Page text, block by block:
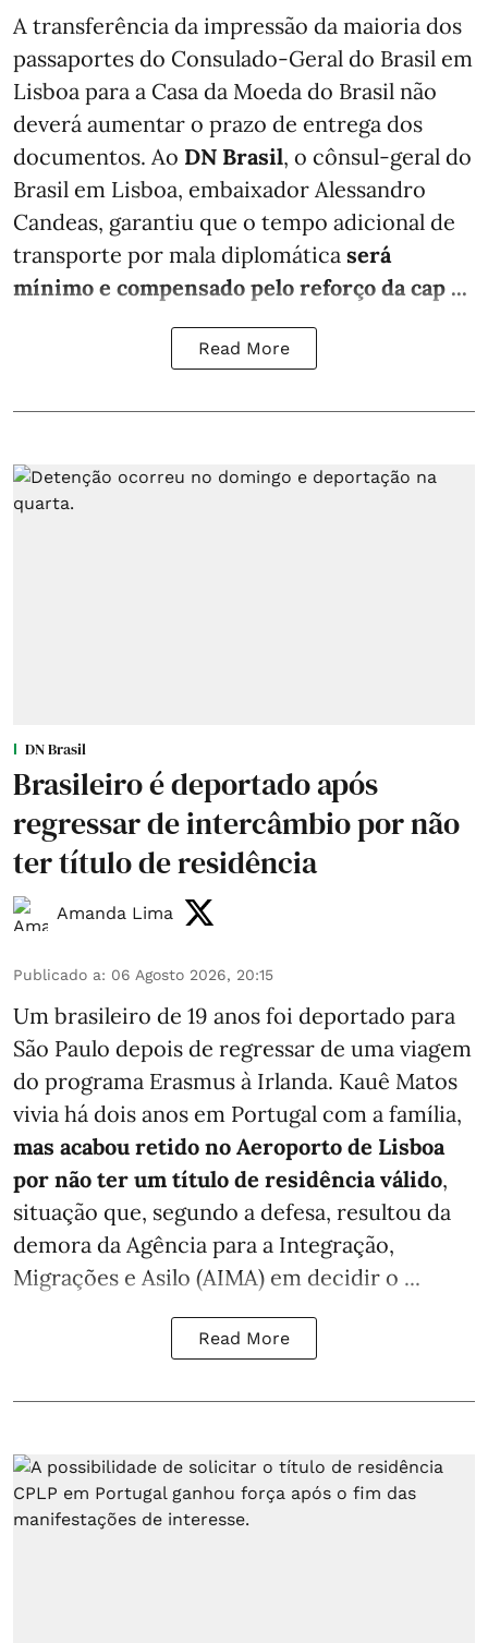
A transferência da impressão da maioria dos
passaportes do Consulado-Geral do Brasil em
Lisboa para a Casa da Moeda do Brasil não
deverá aumentar o prazo de entrega dos
documentos. Ao DN Brasil, o cônsul-geral do
Brasil em Lisboa, embaixador Alessandro
Candeas, garantiu que o tempo adicional de
transporte por mala diplomática será
mínimo e compensado pelo reforço da cap ...
Read More
DN Brasil
Brasileiro é deportado após
regressar de intercâmbio por não
ter título de residência
Amanda Lima
Publicado a: 06 Agosto 2026, 20:15
Um brasileiro de 19 anos foi deportado para
São Paulo depois de regressar de uma viagem
do programa Erasmus à Irlanda. Kauê Matos
vivia há dois anos em Portugal com a família,
mas acabou retido no Aeroporto de Lisboa
por não ter um título de residência válido,
situação que, segundo a defesa, resultou da
demora da Agência para a Integração,
Migrações e Asilo (AIMA) em decidir o ...
Read More